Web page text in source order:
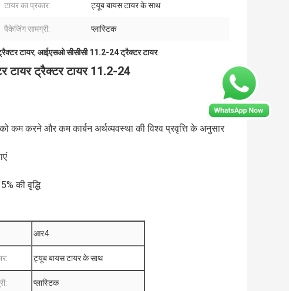
टायर का प्रकार: ट्यूब बायस टायर के साथ
पैकेजिंग सामग्री: प्लास्टिक
टायर, आईएसओ सीसीसी 11.2-24 ट्रैक्टर टायर
टायर ट्रैक्टर टायर 11.2-24
कम करने और कम कार्बन अर्थव्यवस्था की विश्व प्रवृत्ति के अनुसार
की वृद्धि
आर4
ट्यूब बायस टायर के साथ
प्लास्टिक